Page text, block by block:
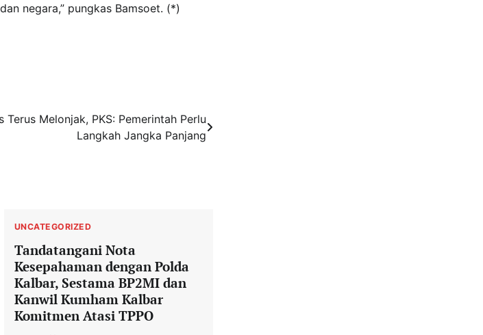
negara,” pungkas Bamsoet. (*)
Terus Melonjak, PKS: Pemerintah Perlu
Langkah Jangka Panjang
UNCATEGORIZED
Tandatangani Nota
Kesepahaman dengan Polda
Kalbar, Sestama BP2MI dan
Kanwil Kumham Kalbar
Komitmen Atasi TPPO